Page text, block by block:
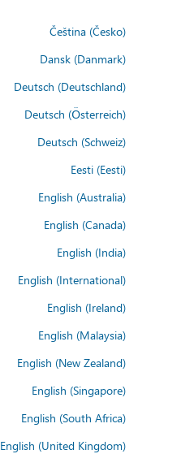
Čeština (Česko)
Dansk (Danmark)
Deutsch (Deutschland)
Deutsch (Österreich)
Deutsch (Schweiz)
Eesti (Eesti)
English (Australia)
English (Canada)
English (India)
English (International)
English (Ireland)
English (Malaysia)
English (New Zealand)
English (Singapore)
English (South Africa)
English (United Kingdom)